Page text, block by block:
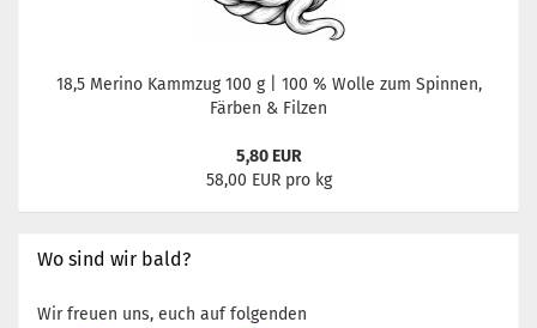
18,5 Merino Kammzug 100 g | 100 % Wolle zum Spinnen,
Färben & Filzen
5,80 EUR
58,00 EUR pro kg
Wo sind wir bald?
Wir freuen uns, euch auf folgenden